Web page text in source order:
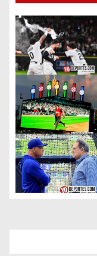
ó
n
d
e
e
n
t